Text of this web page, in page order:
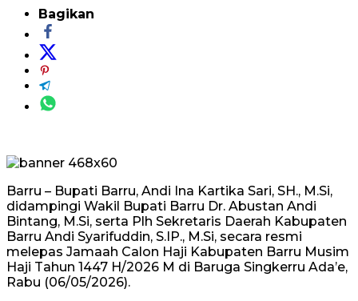
Bagikan
Barru – Bupati Barru, Andi Ina Kartika Sari, SH., M.Si,
didampingi Wakil Bupati Barru Dr. Abustan Andi
Bintang, M.Si, serta Plh Sekretaris Daerah Kabupaten
Barru Andi Syarifuddin, S.IP., M.Si, secara resmi
melepas Jamaah Calon Haji Kabupaten Barru Musim
Haji Tahun 1447 H/2026 M di Baruga Singkerru Ada’e,
Rabu (06/05/2026).